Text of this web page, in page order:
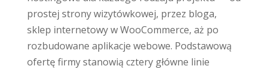
prostej strony wizytówkowej, przez bloga,
sklep internetowy w WooCommerce, aż po
rozbudowane aplikacje webowe. Podstawową
ofertę firmy stanowią cztery główne linie